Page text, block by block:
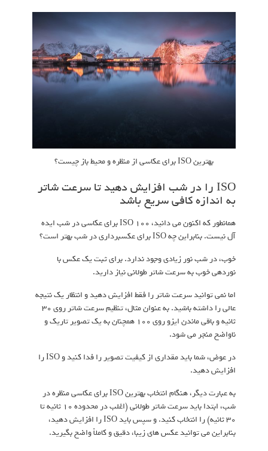
بهترین ISO برای عکاسی از منظره و محیط باز چیست؟
ISO را در شب افزایش دهید تا سرعت شاتر
به اندازه کافی سریع باشد
همانطور که اکنون می دانید، ISO 100 برای عکاسی در شب ایده
آل نیست. بنابراین چه ISO برای عکسبرداری در شب بهتر است؟
خوب، در شب نور زیادی وجود ندارد. برای ثبت یک عکس با
نوردهی خوب به سرعت شاتر طولانی نیاز دارید.
اما نمی توانید سرعت شاتر را فقط افزایش دهید و انتظار یک نتیجه
عالی را داشته باشید. به عنوان مثال، تنظیم سرعت شاتر روی 30
ثانیه و باقی ماندن ایزو روی 100 همچنان به یک تصویر تاریک و
ناواضح منجر می شود.
در عوض، شما باید مقداری از کیفیت تصویر را فدا کنید و ISO را
افزایش دهید.
به عبارت دیگر، هنگام انتخاب بهترین ISO برای عکاسی منظره در
شب، ابتدا باید سرعت شاتر طولانی (اغلب در محدوده 10 ثانیه تا
30 ثانیه) را انتخاب کنید. و سپس باید ISO را افزایش دهید،
بنابراین می توانید عکس های زیبا، دقیق و کاملاً واضح بگیرید.